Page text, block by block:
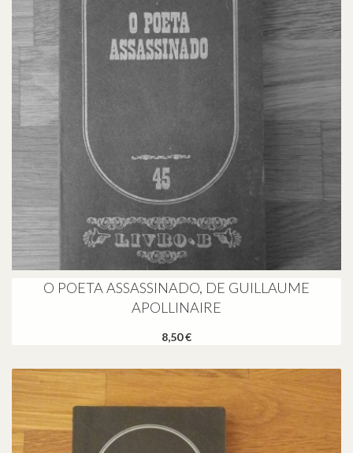
O POETA ASSASSINADO, DE GUILLAUME
APOLLINAIRE
8,50 €